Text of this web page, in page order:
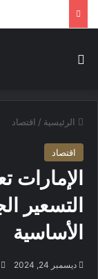
الرئيسية / اقتصاد
اقتصاد
التسعير
الأساسية
ديسمبر 24, 2024